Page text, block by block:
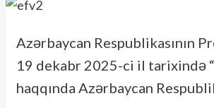
Azərbaycan Respublikasının
19 dekabr 2025-ci il tarixində
haqqında Azərbaycan